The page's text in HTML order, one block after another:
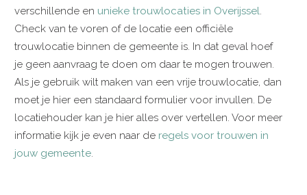
verschillende en unieke trouwlocaties in Overijssel.
Check van te voren of de locatie een officiële
trouwlocatie binnen de gemeente is. In dat geval hoef
je geen aanvraag te doen om daar te mogen trouwen.
Als je gebruik wilt maken van een vrije trouwlocatie, dan
moet je hier een standaard formulier voor invullen. De
locatiehouder kan je hier alles over vertellen. Voor meer
informatie kijk je even naar de regels voor trouwen in
jouw gemeente.